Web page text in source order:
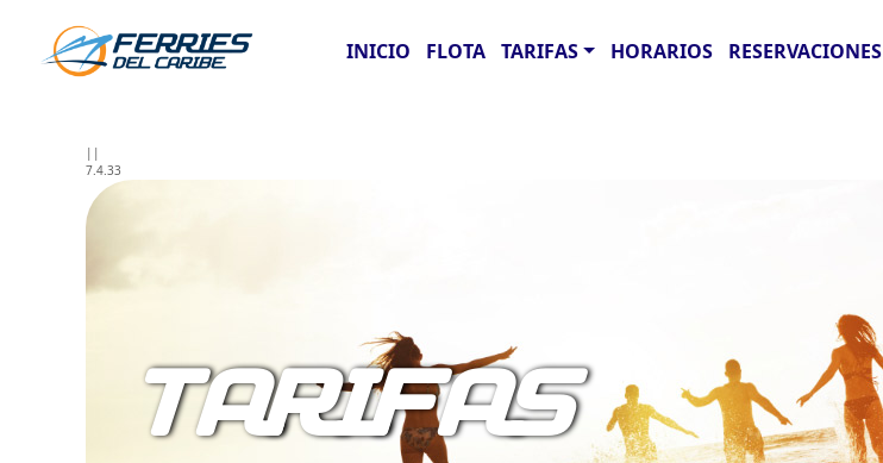
INICIO FLOTA TARIFAS HORARIOS RESERVACIONES
||
7.4.33
TARIFAS